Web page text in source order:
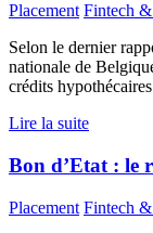
Placement Fintech
Selon le dernier
nationale de
crédits
Lire la suite
Bon d’Etat : le
Placement Fintech